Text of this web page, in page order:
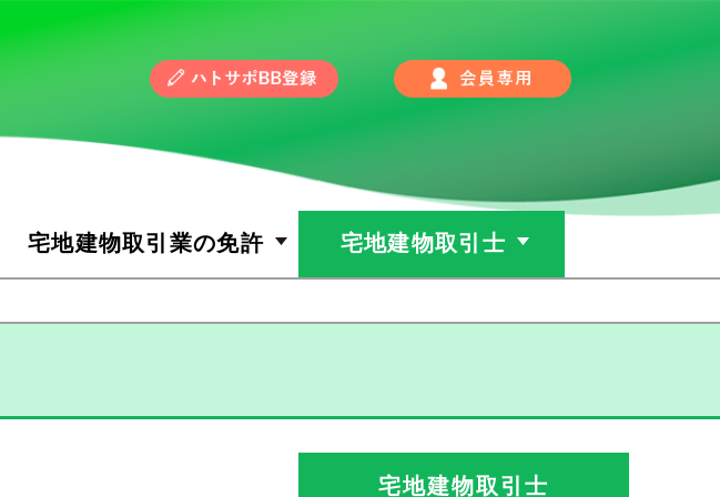
宅地建物取引業の免許 宅地建物取引士
宅地建物取引士